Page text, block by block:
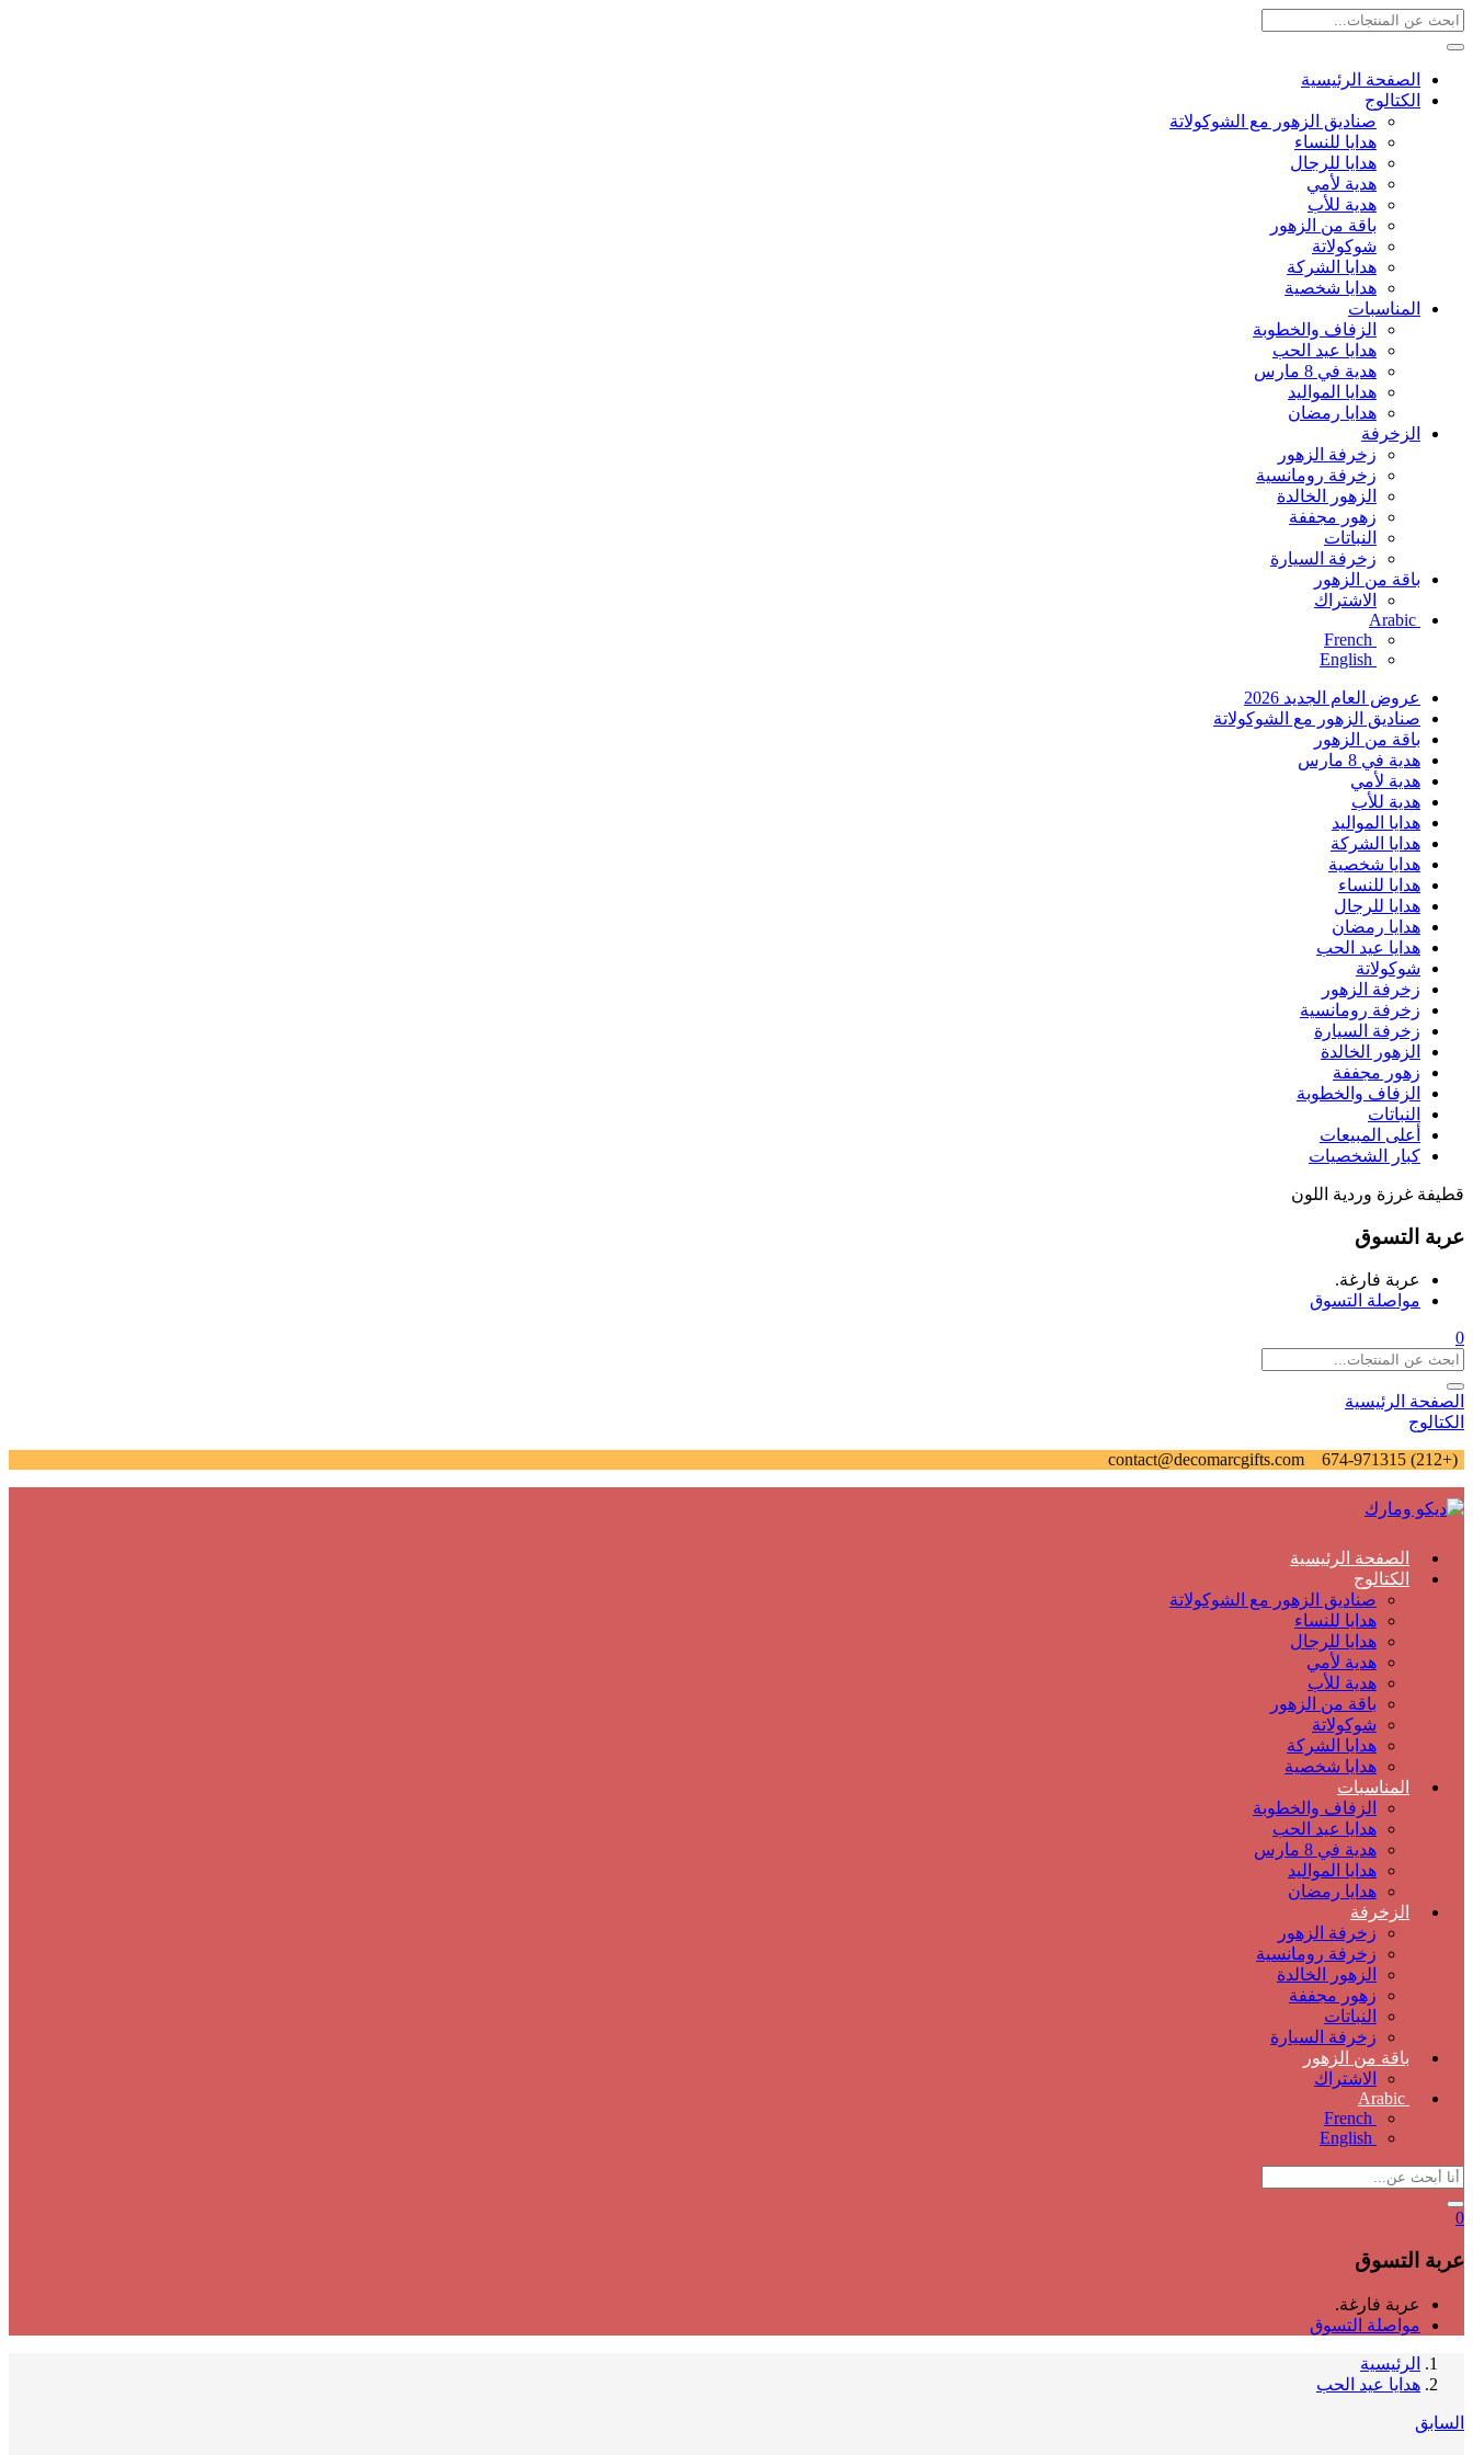
الصفحة الرئيسية
الكتالوج
صناديق الزهور مع الشوكولاتة
هدايا للنساء
هدايا للرجال
هدية لأمي
هدية للأب
باقة من الزهور
شوكولاتة
هدايا الشركة
هدايا شخصية
المناسبات
الزفاف والخطوبة
هدايا عيد الحب
هدية في 8 مارس
هدايا المواليد
هدايا رمضان
الزخرفة
زخرفة الزهور
زخرفة رومانسية
الزهور الخالدة
زهور مجففة
النباتات
زخرفة السيارة
باقة من الزهور
الاشتراك
Arabic
French
English
عروض العام الجديد 2026
صناديق الزهور مع الشوكولاتة
باقة من الزهور
هدية في 8 مارس
هدية لأمي
هدية للأب
هدايا المواليد
هدايا الشركة
هدايا شخصية
هدايا للنساء
هدايا للرجال
هدايا رمضان
هدايا عيد الحب
شوكولاتة
زخرفة الزهور
زخرفة رومانسية
زخرفة السيارة
الزهور الخالدة
زهور مجففة
الزفاف والخطوبة
النباتات
أعلى المبيعات
كبار الشخصيات
قطيفة غرزة وردية اللون
عربة التسوق
عربة فارغة.
مواصلة التسوق
0
الصفحة الرئيسية
الكتالوج
(+212) 674-971315
contact@decomarcgifts.com
الصفحة الرئيسية
الكتالوج
صناديق الزهور مع الشوكولاتة
هدايا للنساء
هدايا للرجال
هدية لأمي
هدية للأب
باقة من الزهور
شوكولاتة
هدايا الشركة
هدايا شخصية
المناسبات
الزفاف والخطوبة
هدايا عيد الحب
هدية في 8 مارس
هدايا المواليد
هدايا رمضان
الزخرفة
زخرفة الزهور
زخرفة رومانسية
الزهور الخالدة
زهور مجففة
النباتات
زخرفة السيارة
باقة من الزهور
الاشتراك
Arabic
French
English
0
عربة التسوق
عربة فارغة.
مواصلة التسوق
الرئيسية
هدايا عيد الحب
السابق